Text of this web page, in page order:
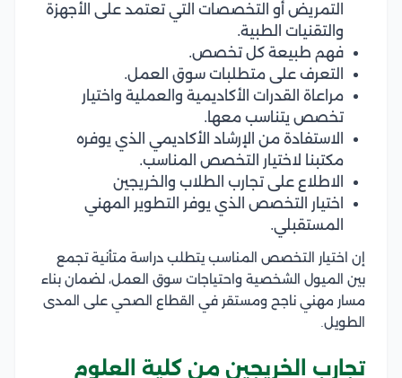
التمريض أو التخصصات التي تعتمد على الأجهزة
والتقنيات الطبية.
فهم طبيعة كل تخصص.
التعرف على متطلبات سوق العمل.
مراعاة القدرات الأكاديمية والعملية واختيار
تخصص يتناسب معها.
الاستفادة من الإرشاد الأكاديمي الذي يوفره
مكتبنا لاختيار التخصص المناسب.
الاطلاع على تجارب الطلاب والخريجين
اختيار التخصص الذي يوفر التطوير المهني
المستقبلي.
إن اختيار التخصص المناسب يتطلب دراسة متأنية تجمع
بين الميول الشخصية واحتياجات سوق العمل، لضمان بناء
مسار مهني ناجح ومستقر في القطاع الصحي على المدى
الطويل.
تجارب الخريجين من كلية العلوم